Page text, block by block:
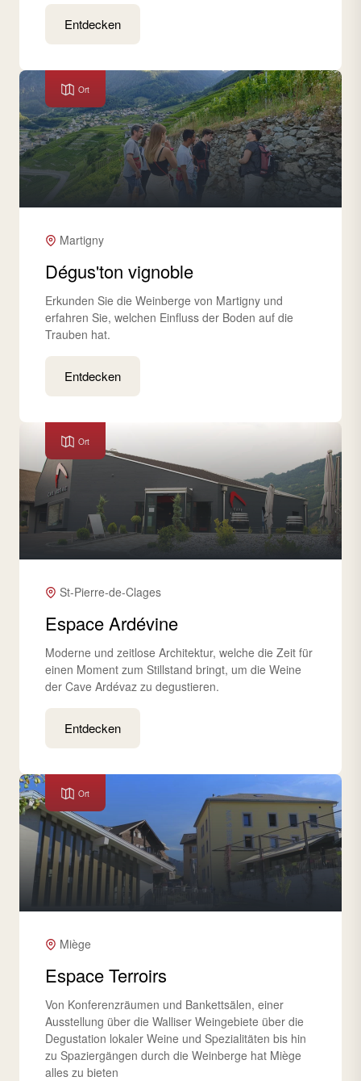
Entdecken
Ort
Martigny
Dégus'ton vignoble
Erkunden Sie die Weinberge von Martigny und
erfahren Sie, welchen Einfluss der Boden auf die
Trauben hat.
Entdecken
Ort
St-Pierre-de-Clages
Espace Ardévine
Moderne und zeitlose Architektur, welche die Zeit für
einen Moment zum Stillstand bringt, um die Weine
der Cave Ardévaz zu degustieren.
Entdecken
Ort
Miège
Espace Terroirs
Von Konferenzräumen und Bankettsälen, einer
Ausstellung über die Walliser Weingebiete über die
Degustation lokaler Weine und Spezialitäten bis hin
zu Spaziergängen durch die Weinberge hat Miège
alles zu bieten